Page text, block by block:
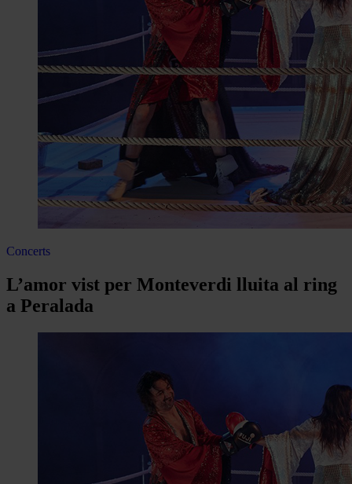
Concerts
L’amor vist per Monteverdi lluita al ring
a Peralada